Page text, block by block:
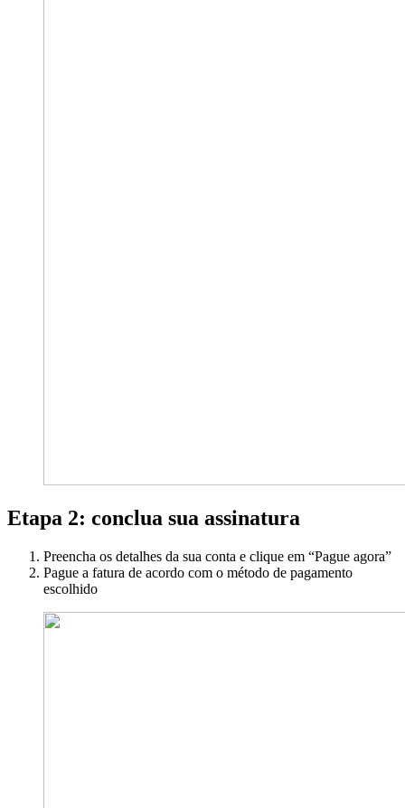
Etapa 2: conclua sua assinatura
Preencha os detalhes da sua conta e clique em “Pague agora”
Pague a fatura de acordo com o método de pagamento
escolhido